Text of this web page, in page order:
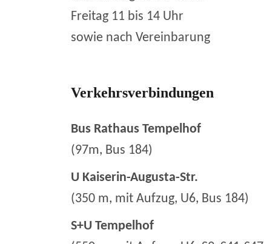
Freitag 11 bis 14 Uhr
sowie nach Vereinbarung
Verkehrsverbindungen
Bus Rathaus Tempelhof
(97m, Bus 184)
U Kaiserin-Augusta-Str.
(350 m, mit Aufzug, U6, Bus 184)
S+U Tempelhof